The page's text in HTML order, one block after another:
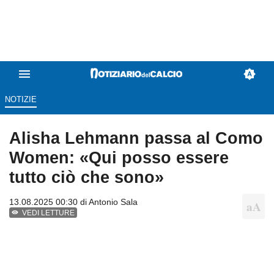
NOTIZIE
Alisha Lehmann passa al Como
Women: «Qui posso essere
tutto ciò che sono»
13.08.2025 00:30 diAntonio Sala
VEDI LETTURE